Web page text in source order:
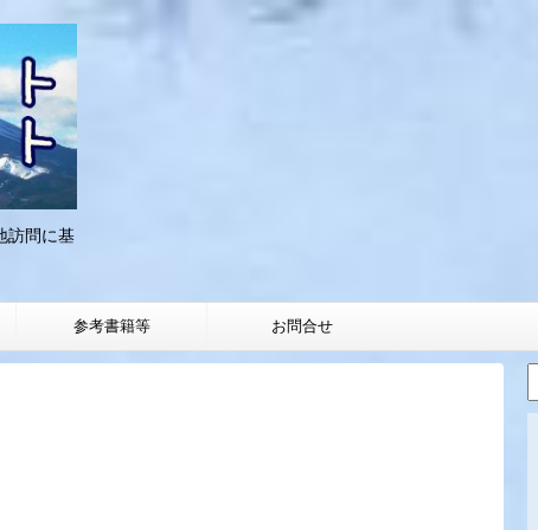
訪問に基
参考書籍等 お問合せ